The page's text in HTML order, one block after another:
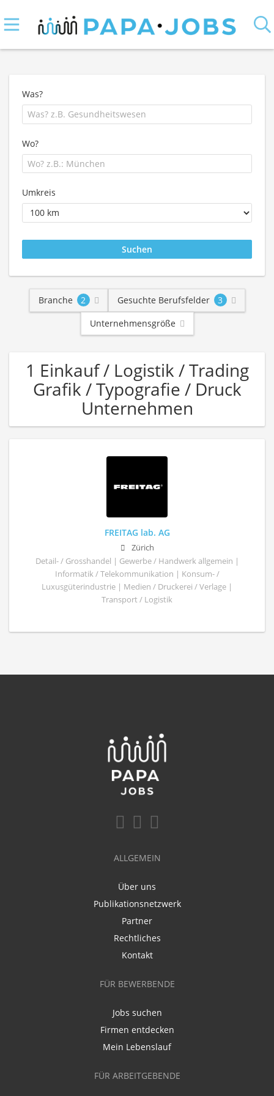
Was?
Wo?
Umkreis
Branche 2 Gesuchte Berufsfelder
3
Unternehmensgröße
1 Einkauf / Logistik / Trading
Grafik / Typografie / Druck
Unternehmen
FREITAG lab. AG
Zürich
Detail- / Grosshandel | Gewerbe / Handwerk allgemein |
Informatik / Telekommunikation | Konsum- /
Luxusgüterindustrie | Medien / Druckerei / Verlage |
Transport / Logistik
ALLGEMEIN
Über uns
Publikationsnetzwerk
Partner
Rechtliches
Kontakt
FÜR BEWERBENDE
Jobs suchen
Firmen entdecken
Mein Lebenslauf
FÜR ARBEITGEBENDE